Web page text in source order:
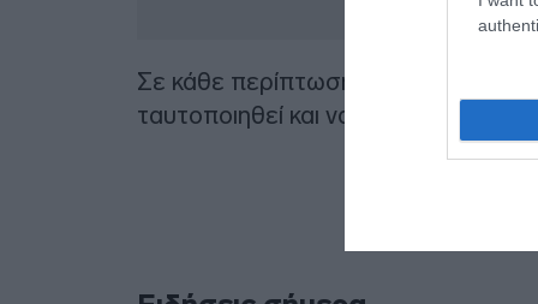
Σε κάθε περίπτωση, οι έρευνες της
ταυτοποιηθεί και να συλληφθεί ο